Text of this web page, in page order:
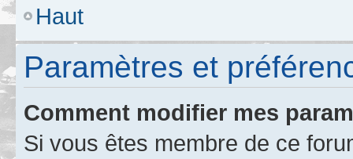
Haut
Paramètres et
Comment modifier mes
Si vous êtes membre de ce